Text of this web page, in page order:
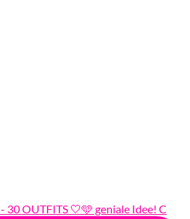
30 OUTFITS 🤍🩵 geniale Idee! C